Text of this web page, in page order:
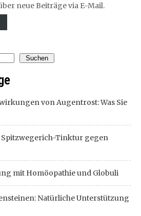
neue Beiträge via E-Mail.
Suchen
von Augentrost: Was Sie
Spitzwegerich-Tinktur gegen
mit Homöopathie und Globuli
Natürliche Unterstützung